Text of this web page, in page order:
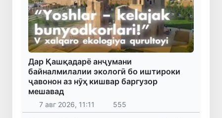
Дар Қашқадарё анҷумани
байналмилалии экологӣ бо иштироки
ҷавонон аз нӯҳ кишвар баргузор
мешавад
7 авг 2026, 11:11 555